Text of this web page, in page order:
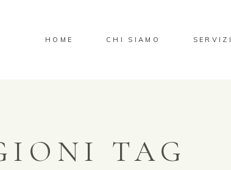
HOME CHI SIAMO SERVIZI
TAG